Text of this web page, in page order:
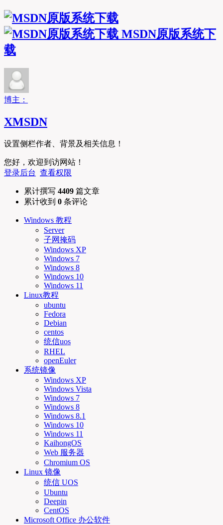
MSDN原版系统下
载
博主：
XMSDN
设置侧栏作者、背景及相关信息！
您好，欢迎到访网站！
登录后台 查看权限
累计撰写 4409 篇文章
累计收到 0 条评论
Windows 教程
Server
子网掩码
Windows XP
Windows 7
Windows 8
Windows 10
Windows 11
Linux教程
ubuntu
Fedora
Debian
centos
统信uos
RHEL
openEuler
系统镜像
Windows XP
Windows Vista
Windows 7
Windows 8
Windows 8.1
Windows 10
Windows 11
KaihongOS
Web 服务器
Chromium OS
Linux 镜像
统信 UOS
Ubuntu
Deepin
CentOS
Microsoft Office 办公软件